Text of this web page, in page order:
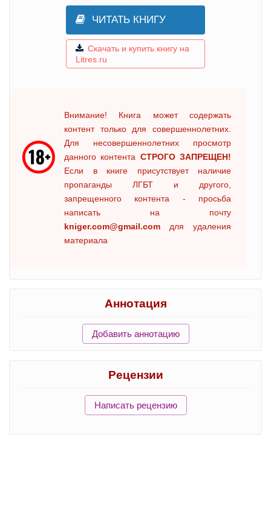
ЧИТАТЬ КНИГУ
Скачать и купить книгу на
Litres.ru
Внимание! Книга может содержать
контент только для совершеннолетних.
Для несовершеннолетних просмотр
данного контента СТРОГО ЗАПРЕЩЕН!
Если в книге присутствует наличие
пропаганды ЛГБТ и другого,
запрещенного контента - просьба
написать на почту
kniger.com@gmail.com для удаления
материала
Аннотация
Добавить аннотацию
Рецензии
Написать рецензию